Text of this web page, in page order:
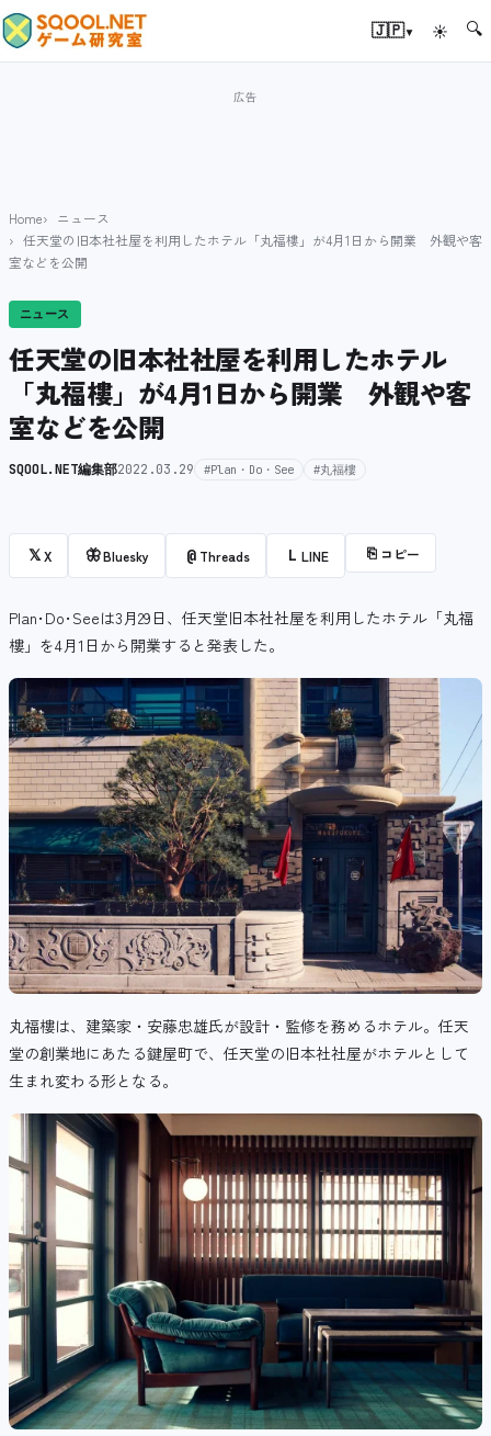
🇯🇵▾ ☀ 🔍
Home
ニュース
任天堂の旧本社社屋を利用したホテル「丸福樓」が4月1日から開業 外観や客
室などを公開
ニュース
任天堂の旧本社社屋を利用したホテル
「丸福樓」が4月1日から開業 外観や客
室などを公開
SQOOL.NET編集部2022.03.29 #Plan・Do・See #丸福樓
𝕏X 🦋Bluesky @ Threads L LINE ⎘ コピー
Plan･Do･Seeは3月29日、任天堂旧本社社屋を利用したホテル「丸福
樓」を4月1日から開業すると発表した。
丸福樓は、建築家・安藤忠雄氏が設計・監修を務めるホテル。任天
堂の創業地にあたる鍵屋町で、任天堂の旧本社社屋がホテルとして
生まれ変わる形となる。